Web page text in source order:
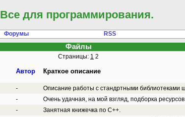
Все для программирования.
Форумы RSS
Файлы
Страницы: 1 2
Автор Краткое описание
- Описание работы с стандртными библиотеками
- Очень удачная, на мой взгляд, подборка
- Занятная книжечка по С++.